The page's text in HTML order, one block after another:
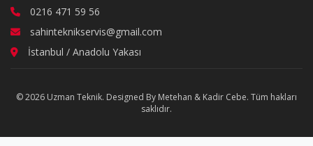
0216 471 59 56
sahinteknikservis@gmail.com
İstanbul / Anadolu Yakası
© 2026 Uzman Teknik. Designed By Metehan & Kadir Cebe. Tüm hakları
saklıdır.